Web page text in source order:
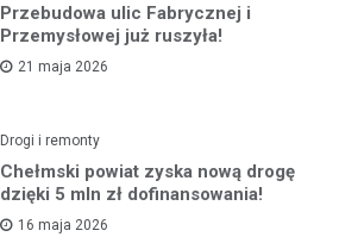
Przebudowa ulic Fabrycznej i
Przemysłowej już ruszyła!
21 maja 2026
Drogi i remonty
Chełmski powiat zyska nową drogę
dzięki 5 mln zł dofinansowania!
16 maja 2026